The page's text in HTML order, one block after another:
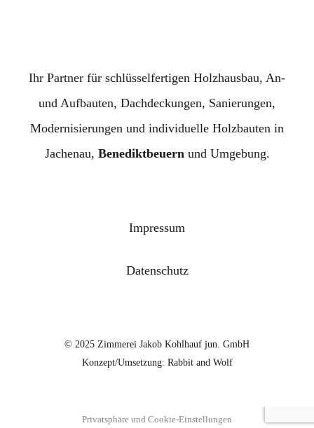
Ihr Partner für schlüsselfertigen Holzhausbau, An-
und Aufbauten, Dachdeckungen, Sanierungen,
Modernisierungen und individuelle Holzbauten in
Jachenau, Benediktbeuernund Umgebung.
Impressum
Datenschutz
© 2025 Zimmerei Jakob Kohlhauf jun. GmbH
Konzept/Umsetzung: Rabbit and Wolf
Privatsphäre und Cookie-Einstellungen